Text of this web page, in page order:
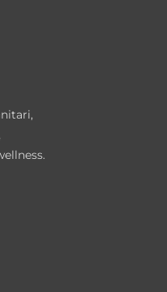
AISI 304
EN
20.26
e il